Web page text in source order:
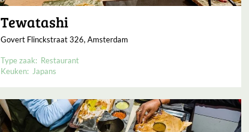
Tewatashi
Govert Flinckstraat 326, Amsterdam
Type zaak: Restaurant
Keuken: Japans